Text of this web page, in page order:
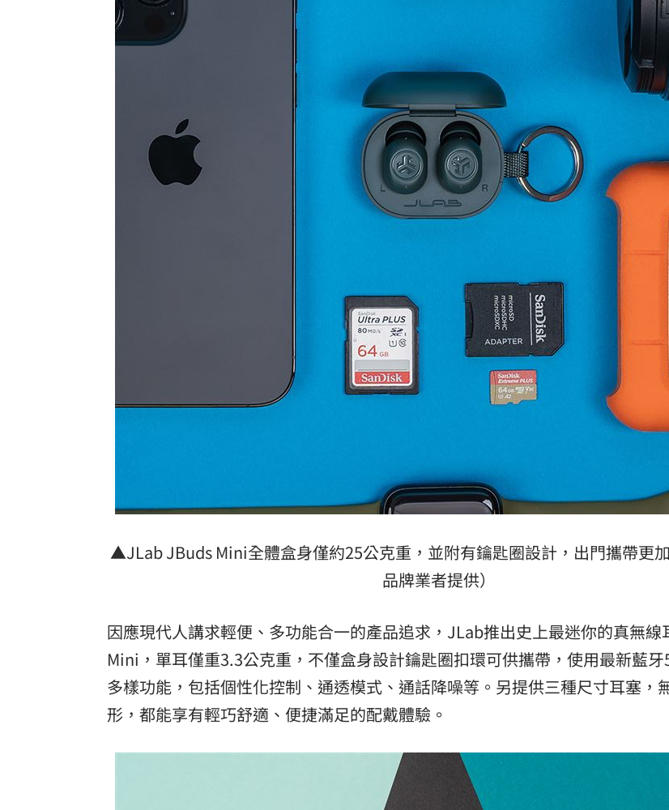
▲JLab JBuds Mini全體盒身僅約25公克重，並附有鑰匙圈設計，出門攜帶更
品牌業者提供）
因應現代人講求輕便、多功能合一的產品追求，JLab推出史上最迷你的真無線
Mini，單耳僅重3.3公克重，不僅盒身設計鑰匙圈扣環可供攜帶，使用最新藍
多樣功能，包括個性化控制、通透模式、通話降噪等。另提供三種尺寸耳塞，
形，都能享有輕巧舒適、便捷滿足的配戴體驗。